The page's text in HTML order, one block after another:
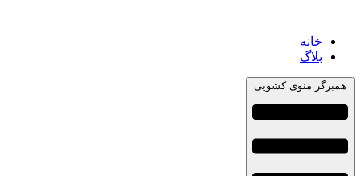
خانه
بلاگ
همبرگر منوی کشویی